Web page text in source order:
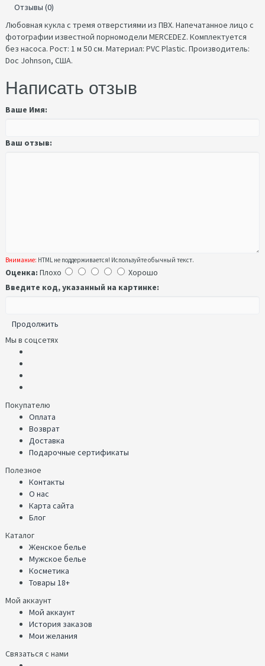
Отзывы (0)
Любовная кукла с тремя отверстиями из ПВХ. Напечатанное лицо с
фотографии известной порномодели MERCEDEZ. Комплектуется
без насоса. Рост: 1 м 50 см. Материал: PVC Plastic. Производитель:
Doc Johnson, США.
Написать отзыв
Ваше Имя:
Ваш отзыв:
Внимание: HTML не поддерживается! Используйте обычный текст.
Оценка: Плохо
Хорошо
Введите код, указанный на картинке:
Продолжить
Мы в соцсетях
Покупателю
Оплата
Возврат
Доставка
Подарочные сертификаты
Полезное
Контакты
О нас
Карта сайта
Блог
Каталог
Женское белье
Мужское белье
Косметика
Товары 18+
Мой аккаунт
Мой аккаунт
История заказов
Мои желания
Связаться с нами